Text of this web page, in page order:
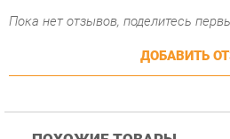
ПОХОЖИЕ ТОВАРЫ